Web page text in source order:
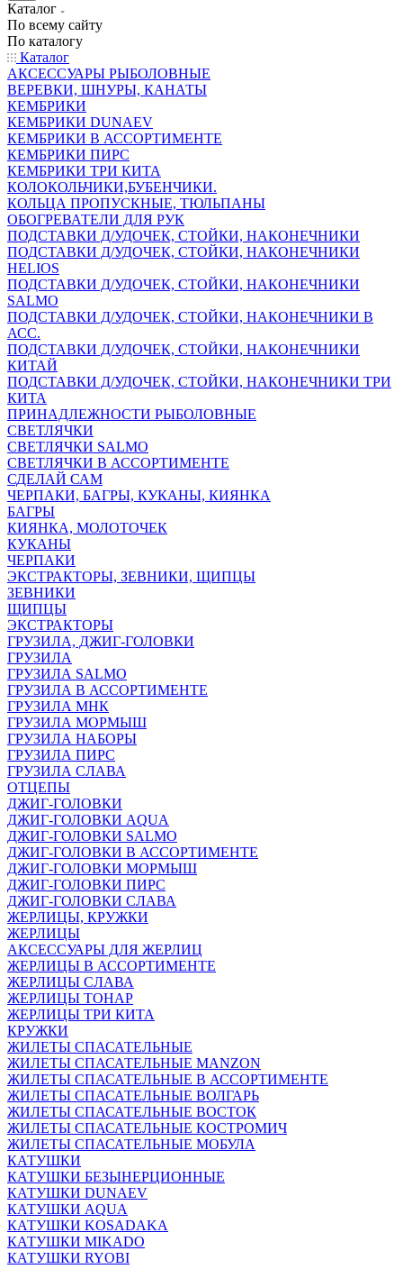
Каталог
По всему сайту
По каталогу
Каталог
АКСЕССУАРЫ РЫБОЛОВНЫЕ
ВЕРЕВКИ, ШНУРЫ, КАНАТЫ
КЕМБРИКИ
КЕМБРИКИ DUNAEV
КЕМБРИКИ В АССОРТИМЕНТЕ
КЕМБРИКИ ПИРС
КЕМБРИКИ ТРИ КИТА
КОЛОКОЛЬЧИКИ,БУБЕНЧИКИ.
КОЛЬЦА ПРОПУСКНЫЕ, ТЮЛЬПАНЫ
ОБОГРЕВАТЕЛИ ДЛЯ РУК
ПОДСТАВКИ Д/УДОЧЕК, СТОЙКИ, НАКОНЕЧНИКИ
ПОДСТАВКИ Д/УДОЧЕК, СТОЙКИ, НАКОНЕЧНИКИ
HELIOS
ПОДСТАВКИ Д/УДОЧЕК, СТОЙКИ, НАКОНЕЧНИКИ
SALMO
ПОДСТАВКИ Д/УДОЧЕК, СТОЙКИ, НАКОНЕЧНИКИ В
АСС.
ПОДСТАВКИ Д/УДОЧЕК, СТОЙКИ, НАКОНЕЧНИКИ
КИТАЙ
ПОДСТАВКИ Д/УДОЧЕК, СТОЙКИ, НАКОНЕЧНИКИ ТРИ
КИТА
ПРИНАДЛЕЖНОСТИ РЫБОЛОВНЫЕ
СВЕТЛЯЧКИ
СВЕТЛЯЧКИ SALMO
СВЕТЛЯЧКИ В АССОРТИМЕНТЕ
СДЕЛАЙ САМ
ЧЕРПАКИ, БАГРЫ, КУКАНЫ, КИЯНКА
БАГРЫ
КИЯНКА, МОЛОТОЧЕК
КУКАНЫ
ЧЕРПАКИ
ЭКСТРАКТОРЫ, ЗЕВНИКИ, ЩИПЦЫ
ЗЕВНИКИ
ЩИПЦЫ
ЭКСТРАКТОРЫ
ГРУЗИЛА, ДЖИГ-ГОЛОВКИ
ГРУЗИЛА
ГРУЗИЛА SALMO
ГРУЗИЛА В АССОРТИМЕНТЕ
ГРУЗИЛА МНК
ГРУЗИЛА МОРМЫШ
ГРУЗИЛА НАБОРЫ
ГРУЗИЛА ПИРС
ГРУЗИЛА СЛАВА
ОТЦЕПЫ
ДЖИГ-ГОЛОВКИ
ДЖИГ-ГОЛОВКИ AQUA
ДЖИГ-ГОЛОВКИ SALMO
ДЖИГ-ГОЛОВКИ В АССОРТИМЕНТЕ
ДЖИГ-ГОЛОВКИ МОРМЫШ
ДЖИГ-ГОЛОВКИ ПИРС
ДЖИГ-ГОЛОВКИ СЛАВА
ЖЕРЛИЦЫ, КРУЖКИ
ЖЕРЛИЦЫ
АКСЕССУАРЫ ДЛЯ ЖЕРЛИЦ
ЖЕРЛИЦЫ В АССОРТИМЕНТЕ
ЖЕРЛИЦЫ СЛАВА
ЖЕРЛИЦЫ ТОНАР
ЖЕРЛИЦЫ ТРИ КИТА
КРУЖКИ
ЖИЛЕТЫ СПАСАТЕЛЬНЫЕ
ЖИЛЕТЫ СПАСАТЕЛЬНЫЕ MANZON
ЖИЛЕТЫ СПАСАТЕЛЬНЫЕ В АССОРТИМЕНТЕ
ЖИЛЕТЫ СПАСАТЕЛЬНЫЕ ВОЛГАРЬ
ЖИЛЕТЫ СПАСАТЕЛЬНЫЕ ВОСТОК
ЖИЛЕТЫ СПАСАТЕЛЬНЫЕ КОСТРОМИЧ
ЖИЛЕТЫ СПАСАТЕЛЬНЫЕ МОБУЛА
КАТУШКИ
КАТУШКИ БЕЗЫНЕРЦИОННЫЕ
КАТУШКИ DUNAEV
КАТУШКИ AQUA
КАТУШКИ KOSADAKA
КАТУШКИ MIKADO
КАТУШКИ RYOBI